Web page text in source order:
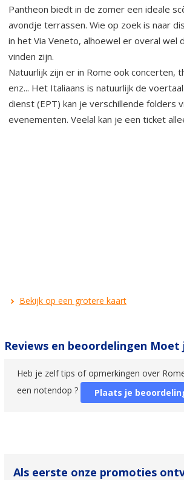
Pantheon biedt in de zomer een ideale
avondje terrassen. Wie op zoek is naar
in het Via Veneto, alhoewel er overal wel
vinden zijn.
Natuurlijk zijn er in Rome ook concerten,
enz... Het Italiaans is natuurlijk de
dienst (EPT) kan je verschillende folders
evenementen. Veelal kan je een ticket
Bekijk op een grotere kaart
Reviews en beoordelingen Moet
Heb je zelf tips of opmerkingen over
een notendop ?
Plaats je
Als eerste onze promoties